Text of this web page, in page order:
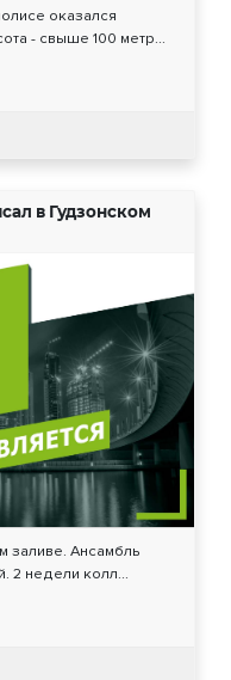
оказался
- свыше 100 метр...
в Гудзонском
заливе. Ансамбль
2 недели колл...